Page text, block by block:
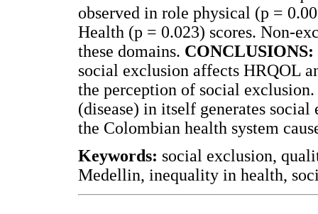
observed in role physical (p =
Health (p = 0.023) scores. Non-
these domains. CONCLUSIONS:
social exclusion affects HRQOL
the perception of social
(disease) in itself generates
the Colombian health system
Keywords: social exclusion,
Medellin, inequality in health,